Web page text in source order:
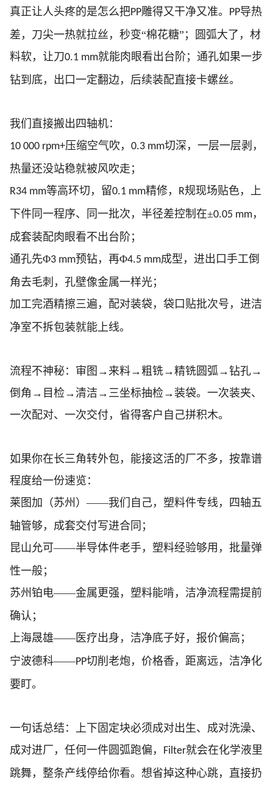
真正让人头疼的是怎么把PP雕得又干净又准。 PP导热
差，刀尖一热就拉丝，秒变“棉花糖”；圆弧大了，材
料软，让刀0.1 mm就能肉眼看出台阶；通孔如果一步
钻到底，出口一定翻边，后续装配直接卡螺丝。
我们直接搬出四轴机：
10 000 rpm+压缩空气吹， 0.3 mm切深，一层一层剥，
热量还没站稳就被风吹走；
R34 mm等高环切，留0.1 mm精修， R规现场贴色，上
下件同一程序、同一批次，半径差控制在±0.05 mm，
成套装配肉眼看不出台阶；
通孔先Φ3 mm预钻，再Φ4.5 mm成型，进出口手工倒
角去毛刺，孔壁像金属一样光；
加工完酒精擦三遍，配对装袋，袋口贴批次号，进洁
净室不拆包装就能上线。
流程不神秘：审图 →来料→粗铣→精铣圆弧→钻孔→
倒角→目检→清洁→三坐标抽检→装袋。一次装夹、
一次配对、一次交付，省得客户自己拼积木。
如果你在长三角转外包，能接这活的厂不多，按靠谱
程度给一份速览：
莱图加（苏州）——我们自己，塑料件专线，四轴五
轴管够，成套交付写进合同；
昆山允可——半导体件老手，塑料经验够用，批量弹
性一般；
苏州铂电——金属更强，塑料能啃，洁净流程需提前
确认；
上海晟雄——医疗出身，洁净底子好，报价偏高；
宁波德科——PP切削老炮，价格香，距离远，洁净化
要盯。
一句话总结：上下固定块必须成对出生、成对洗澡、
成对进厂，任何一件圆弧跑偏， Filter就会在化学液里
跳舞，整条产线停给你看。想省掉这种心跳，直接扔